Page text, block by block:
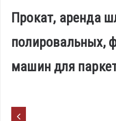
Прокат, аренда
полировальных,
машин для